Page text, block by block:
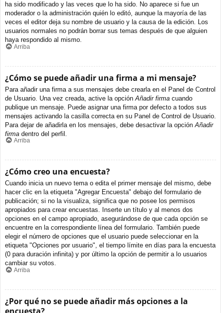
ha sido modificado y las veces que lo ha sido. No aparece si fue un
moderador o la administración quién lo editó, aunque la mayoría de las
veces el editor deja su nombre de usuario y la causa de la edición. Los
usuarios normales no podrán borrar sus temas después de que alguien
haya respondido al mismo.
Arriba
¿Cómo se puede añadir una firma a mi mensaje?
Para añadir una firma a sus mensajes debe crearla en el Panel de Control
de Usuario. Una vez creada, active la opción Añadir firma cuando
publique un mensaje. Puede asignar una firma por defecto a todos sus
mensajes activando la casilla correcta en su Panel de Control de Usuario.
Para dejar de añadirla en los mensajes, debe desactivar la opción Añadir
firma dentro del perfil.
Arriba
¿Cómo creo una encuesta?
Cuando inicia un nuevo tema o edita el primer mensaje del mismo, debe
hacer clic en la etiqueta "Agregar Encuesta" debajo del formulario de
publicación; si no la visualiza, significa que no posee los permisos
apropiados para crear encuestas. Inserte un título y al menos dos
opciones en el campo apropiado, asegurándose de que cada opción se
encuentre en la correspondiente línea del formulario. También puede
elegir el número de opciones que el usuario puede seleccionar en la
etiqueta "Opciones por usuario", el tiempo límite en días para la encuesta
(0 para duración infinita) y por último la opción de permitir a lo usuarios
cambiar su votos.
Arriba
¿Por qué no se puede añadir más opciones a la